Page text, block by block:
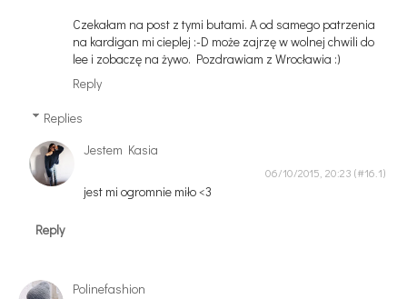
Czekałam na post z tymi butami. A od samego patrzenia
na kardigan mi cieplej :-D może zajrzę w wolnej chwili do
lee i zobaczę na żywo. Pozdrawiam z Wrocławia :)
Reply
Replies
Jestem Kasia
06/10/2015, 20:23
jest mi ogromnie miło <3
Reply
Polinefashion